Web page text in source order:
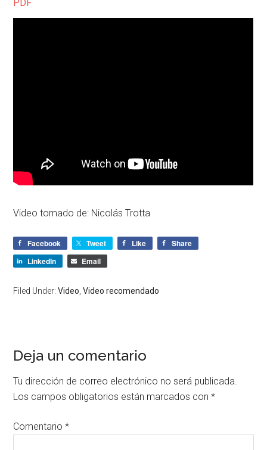
PDF
Video tomado de: Nicolás Trotta
Facebook Tweet Like
Share
LinkedIn
Email
Filed Under:Video ,Video recomendado
Deja un comentario
Tu dirección de correo electrónico no será publicada.
Los campos obligatorios están marcados con*
Comentario*